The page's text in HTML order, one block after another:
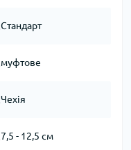
Стандарт
муфтове
Чехія
7,5 - 12,5 см